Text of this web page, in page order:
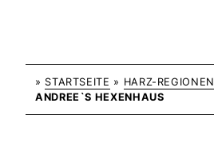
» STARTSEITE » HARZ-REGIONEN
ANDREE`S HEXENHAUS